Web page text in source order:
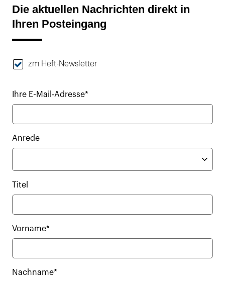
Die aktuellen Nachrichten direkt in
Ihren Posteingang
zm Heft-Newsletter
Ihre E-Mail-Adresse*
Anrede
Titel
Vorname*
Nachname*